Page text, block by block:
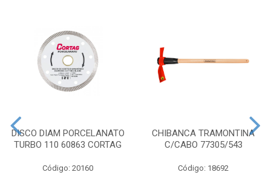
DISCO DIAM PORCELANATO
TURBO 110 60863 CORTAG
Código: 20160
CHIBANCA TRAMONTINA
C/CABO 77305/543
Código: 18692